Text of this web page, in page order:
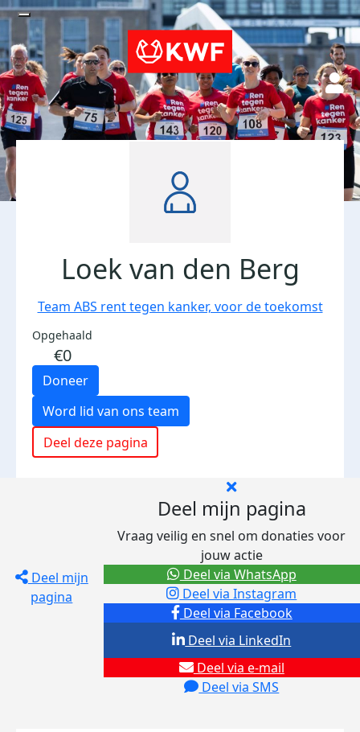
Loek van den Berg
Team ABS rent tegen kanker, voor de toekomst
Opgehaald
€0
Doneer
Word lid van ons team
Deel deze pagina
Deel mijn
pagina
Deel mijn pagina
Vraag veilig en snel om donaties voor
jouw actie
Deel via Facebook
Deel via Instagram
Deel via e-mail
Deel via SMS
Deel via LinkedIn
Deel via WhatsApp